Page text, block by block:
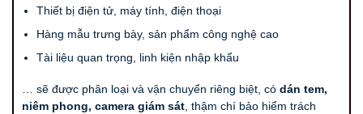
Thiết bị điện tử, máy tính, điện thoại
Hàng mẫu trưng bày, sản phẩm công nghệ cao
Tài liệu quan trọng, linh kiện nhập khẩu
… sẽ được phân loại và vận chuyển riêng biệt, có dán tem,
niêm phong, camera giám sát, thậm chí bảo hiểm trách